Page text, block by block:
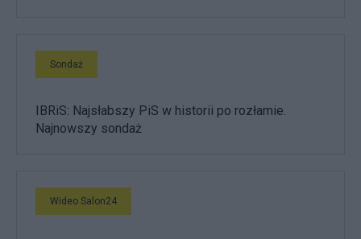
Sondaż
IBRiS: Najsłabszy PiS w historii po rozłamie.
Najnowszy sondaż
Wideo Salon24